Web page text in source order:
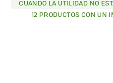
CUANDO LA UTILIDAD NO
12 PRODUCTOS CON UN